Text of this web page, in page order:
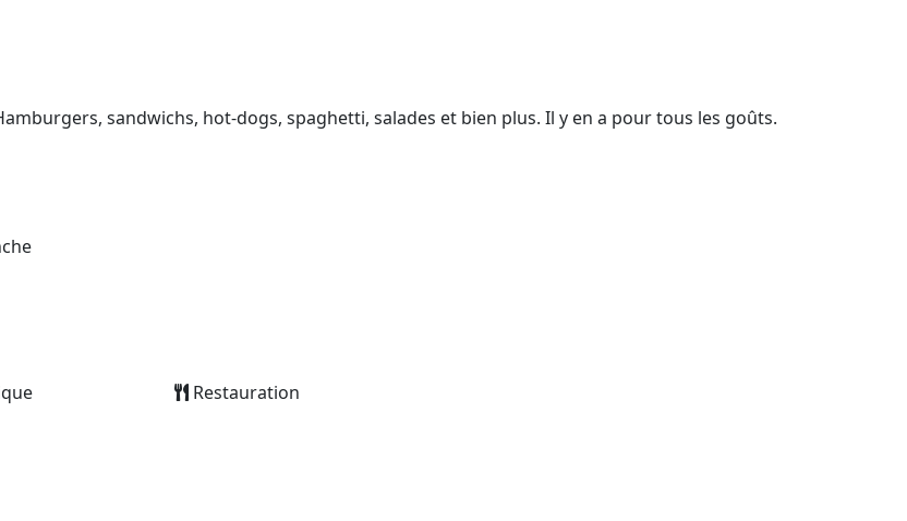
sandwichs, hot-dogs, spaghetti, salades et bien plus. Il y en a pour tous les goûts.
Restauration